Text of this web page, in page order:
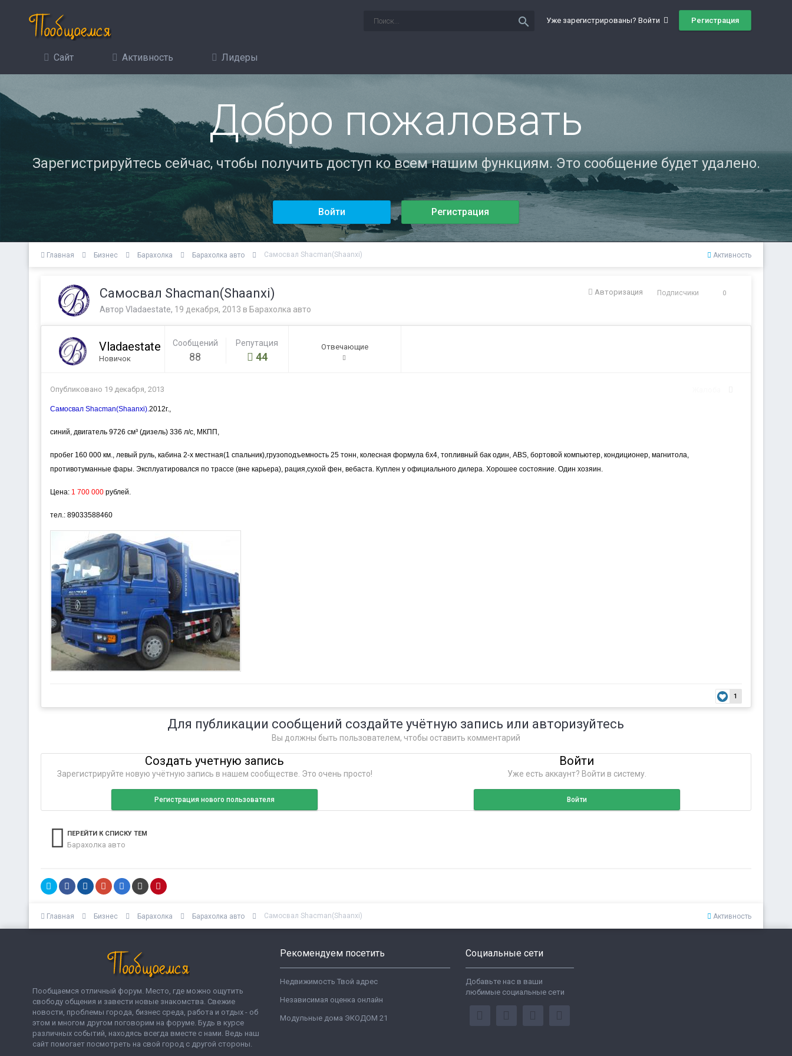
Уже зарегистрированы? Войти Регистрация
search
Сайт Активность Лидеры
Добро пожаловать
Зарегистрируйтесь сейчас, чтобы получить доступ ко всем нашим функциям. Это сообщение будет удалено.
Войти Регистрация
Активность
Главная Бизнес Барахолка Барахолка авто Самосвал Shacman(Shaanxi)
Авторизация Подписчики 0
Самосвал Shacman(Shaanxi)
Автор Vladaestate, 19 декабря, 2013 в Барахолка авто
Vladaestate
Новичок
Сообщений
88
Репутация
44
Отвечающие
Опубликовано 19 декабря, 2013
Самосвал Shacman(Shaanxi).2012г.,
синий, двигатель 9726 см³ (дизель) 336 л/с, МКПП,
пробег 160 000 км., левый руль, кабина 2-х местная(1 спальник),грузоподъемность 25 тонн, колесная формула 6х4, топливный бак один, АВS, бортовой компьютер, кондиционер, магнитола,
противотуманные фары. Эксплуатировался по трассе (вне карьера), рация,сухой фен, вебаста. Куплен у официального дилера. Хорошее состояние. Один хозяин.
Цена: 1 700 000рублей.
тел.: 89033588460
1
Для публикации сообщений создайте учётную запись или авторизуйтесь
Вы должны быть пользователем, чтобы оставить комментарий
Создать учетную запись
Зарегистрируйте новую учётную запись в нашем сообществе. Это очень просто!
Регистрация нового пользователя
Войти
Уже есть аккаунт? Войти в систему.
Войти
ПЕРЕЙТИ К СПИСКУ ТЕМ
Барахолка авто
Активность
Главная Бизнес Барахолка Барахолка авто Самосвал Shacman(Shaanxi)
Пообщаемся отличный форум. Место, где можно ощутить
свободу общения и завести новые знакомства. Свежие
новости, проблемы города, бизнес среда, работа и отдых - об
этом и многом другом поговорим на форуме. Будь в курсе
различных событий, находясь всегда вместе с нами. Ведь наш
сайт помогает посмотреть на свой город с другой стороны.
Рекомендуем посетить
Недвижимость Твой адрес
Независимая оценка онлайн
Модульные дома ЭКОДОМ 21
Социальные сети
Добавьте нас в ваши
любимые социальные сети